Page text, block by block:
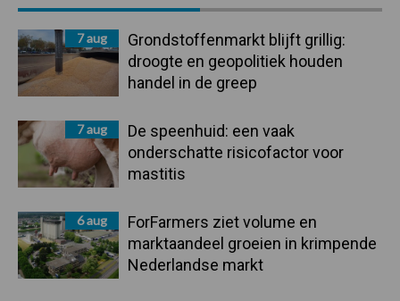
Sidebar
7 aug
Grondstoffenmarkt blijft grillig:
droogte en geopolitiek houden
handel in de greep
7 aug
De speenhuid: een vaak
onderschatte risicofactor voor
mastitis
6 aug
ForFarmers ziet volume en
marktaandeel groeien in krimpende
Nederlandse markt